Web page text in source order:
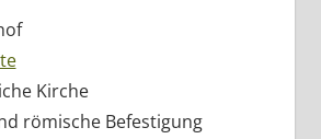
Kirche
römische Befestigung